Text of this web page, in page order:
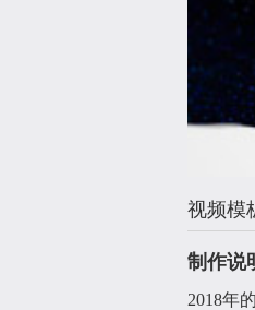
视频模
制作说
2018年